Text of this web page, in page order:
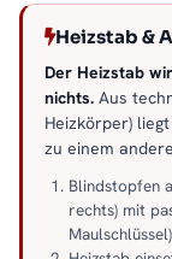
Heizstab &
Der Heizstab
nichts. Aus
Heizkörper)
zu einem
Blindstopfen
rechts) mit